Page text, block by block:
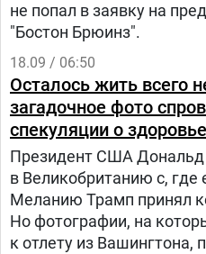
не попал в заявку на
"Бостон Брюинз".
18.09 / 06:50
Осталось жить всего
загадочное фото
спекуляции о
Президент США
в Великобританию с, где
Меланию Трамп принял
Но фотографии, на
к отлету из Вашингтона,